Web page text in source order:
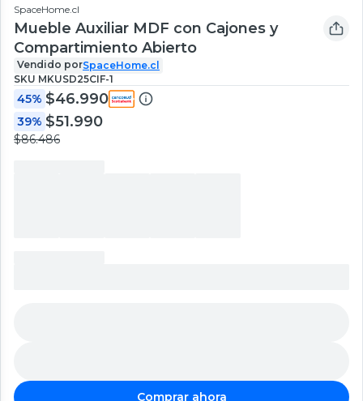
SpaceHome.cl
Mueble Auxiliar MDF con Cajones y
Compartimiento Abierto
Vendido porSpaceHome.cl
SKU MKUSD25CIF-1
45% $46.990
39% $51.990
$86.486
Comprar ahora